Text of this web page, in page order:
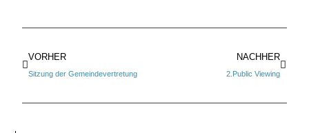
VORHER
Sitzung der Gemeindevertretung
NACHHER
2.Public Viewing